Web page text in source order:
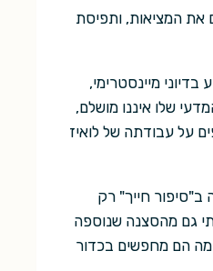
את המציאות, ותפיסת
מיינסטרימי,
שלו איננו מושלם,
על עבודתה של לואיז
חייך" רק
גם מהסצנה שנוספה
מה הם מחפשים בכדור